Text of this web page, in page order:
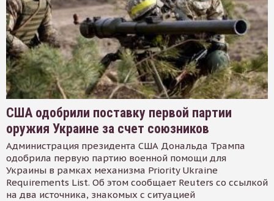
США одобрили поставку первой партии
оружия Украине за счет союзников
Администрация президента США Дональда Трампа
одобрила первую партию военной помощи для
Украины в рамках механизма Priority Ukraine
Requirements List. Об этом сообщает Reuters со ссылкой
на два источника, знакомых с ситуацией